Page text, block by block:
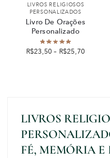
LIVROS RELIGIOSOS
PERSONALIZADOS
Livro De Orações
Personalizado
R$23,50 – R$25,70
LIVROS
FÉ, MEMÓRIA E